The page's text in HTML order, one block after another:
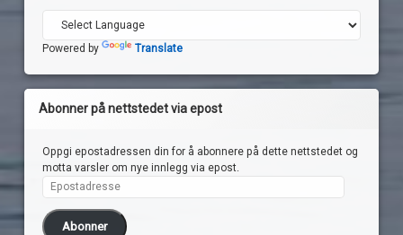
Powered by Translate
Abonner på nettstedet via epost
Oppgi epostadressen din for å abonnere på dette nettstedet og
motta varsler om nye innlegg via epost.
Epostadresse
Abonner